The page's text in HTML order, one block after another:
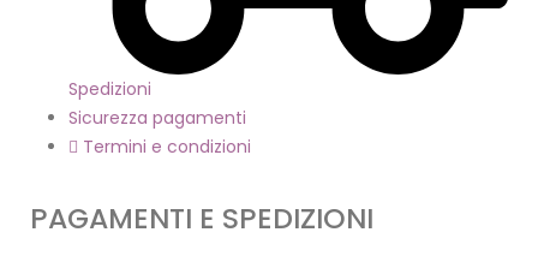
Spedizioni
Sicurezza pagamenti
Termini e condizioni
PAGAMENTI E SPEDIZIONI